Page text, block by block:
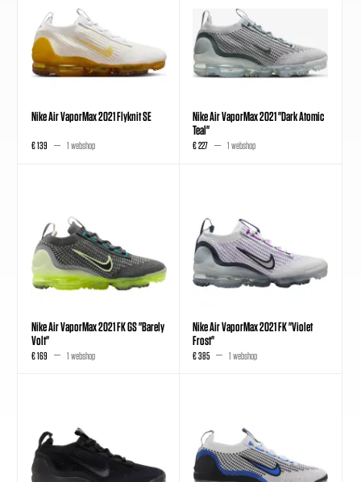
Nike Air VaporMax 2021 Flyknit SE
€ 139 1 webshop
Nike Air VaporMax 2021 "Dark Atomic
Teal"
€ 227 1 webshop
Nike Air VaporMax 2021 FK GS "Barely
Volt"
€ 169 1 webshop
Nike Air VaporMax 2021 FK "Violet
Frost"
€ 385 1 webshop